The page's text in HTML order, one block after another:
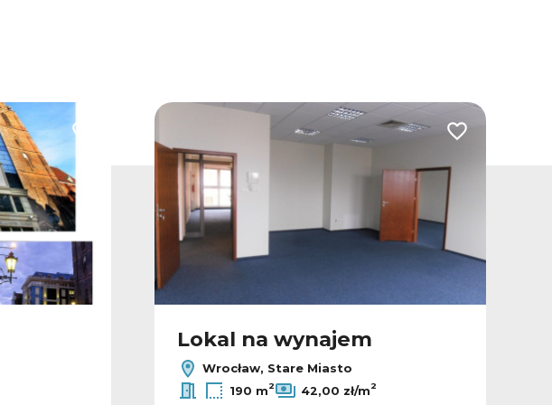
Dodaj do ulubionych Dodaj do
Lokal na wynajem
Wrocław, Stare Miasto
190 m2 42,00 zł/m2